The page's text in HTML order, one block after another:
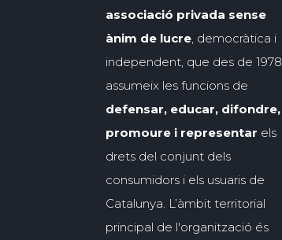
associació privada sense
ànim de lucre, democràtica i
independent, que des de 1978
assumeix les funcions de
defensar, educar, difondre,
promoure i representar els
drets del conjunt dels
consumidors i els usuaris de
Catalunya. L’àmbit territorial
principal de l'organització és